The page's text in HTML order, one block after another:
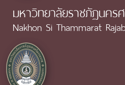
มหาวิทยาลัยราชภัฏนคร
Nakhon Si Thammarat